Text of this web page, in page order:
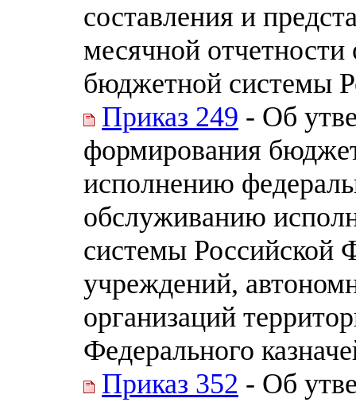
составления и
месячной
бюджетной системы
Приказ 249 - Об
формирования
исполнению
обслуживанию
системы Российской
учреждений,
организаций
Федерального
Приказ 352 - Об